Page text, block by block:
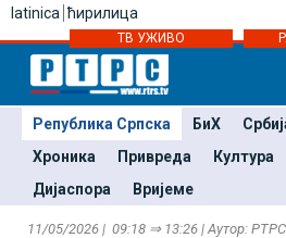
latinica ћирилица
ТВ УЖИВО
Република Српска БиХ
Хроника
Привреда Култура
Дијаспора
Вријеме
11/05/2026 | 09:18 ⇒ 13:26 | Аутор: РТРС